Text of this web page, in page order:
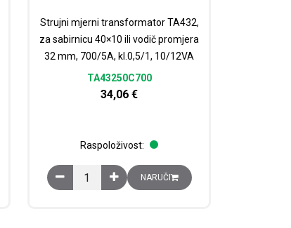
mm, 600/5A, kl. 0,5/1, 15/20 VA količina
za sabirnicu 32×10 ili vodič promjera 27 mm, 150/5A, kl.
Strujni mjerni transformator TA432,
za sabirnicu 40×10 ili vodič promjera
32 mm, 700/5A, kl.0,5/1, 10/12VA
TA43250C700
34,06 €
Raspoloživost:
Strujni mjerni transformator TA432, za
NARUČI